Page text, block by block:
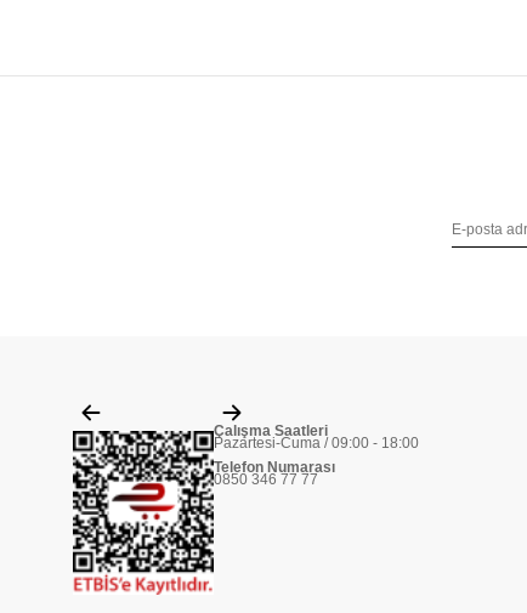
Çalışma Saatleri
Pazartesi-Cuma / 09:00 - 18:00
Telefon Numarası
0850 346 77 77